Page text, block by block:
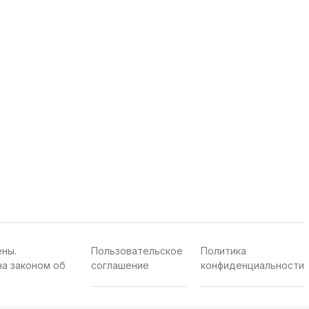
законом об
Пользовательское
соглашение
Политика
конфиденциальности